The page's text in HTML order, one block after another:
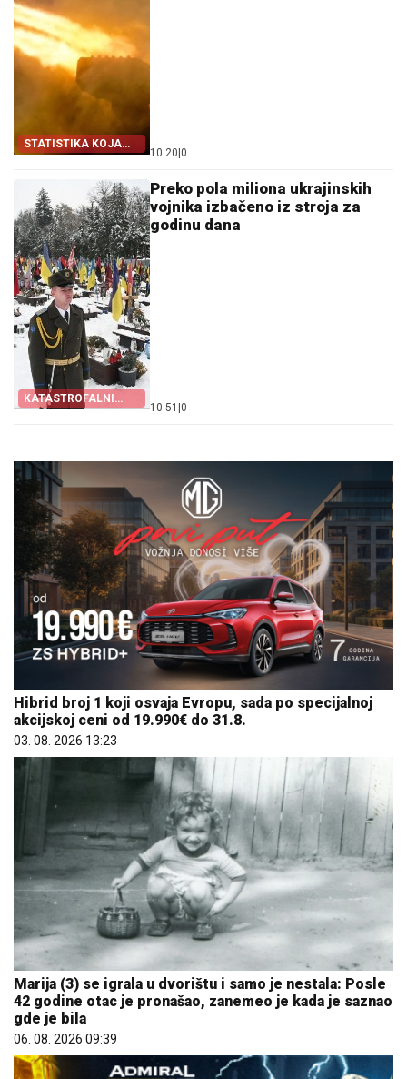
STATISTIKA KOJA
BOLI KIJEV
10:20 0
KATASTROFALNI
BILANS RATA
Preko pola miliona ukrajinskih
vojnika izbačeno iz stroja za
godinu dana
10:51 0
Hibrid broj 1 koji osvaja Evropu, sada po specijalnoj
akcijskoj ceni od 19.990€ do 31.8.
03. 08. 2026 13:23
Marija (3) se igrala u dvorištu i samo je nestala: Posle
42 godine otac je pronašao, zanemeo je kada je saznao
gde je bila
06. 08. 2026 09:39